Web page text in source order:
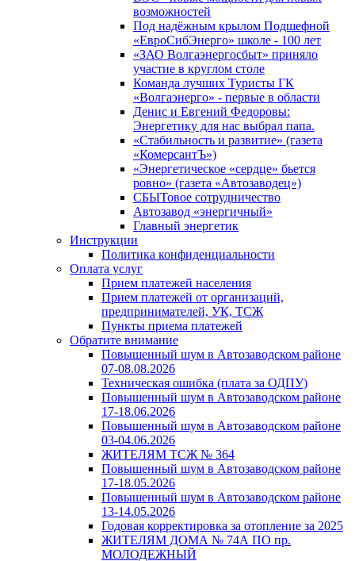
возможностей
Под надёжным крылом Подшефной
«ЕвроСибЭнерго» школе - 100 лет
«ЗАО Волгаэнергосбыт» приняло
участие в круглом столе
Команда лучших Туристы ГК
«Волгаэнерго» - первые в области
Денис и Евгений Федоровы:
Энергетику для нас выбрал папа.
«Стабильность и развитие» (газета
«КомерсантЪ»)
«Энергетическое «сердце» бьется
ровно» (газета «Автозаводец»)
СБЫТовое сотрудничество
Автозавод «энергичный»
Главный энергетик
Инструкции
Политика конфиденциальности
Оплата услуг
Прием платежей населения
Прием платежей от организаций,
предпринимателей, УК, ТСЖ
Пункты приема платежей
Обратите внимание
Повышенный шум в Автозаводском районе
07-08.08.2026
Техническая ошибка (плата за ОДПУ)
Повышенный шум в Автозаводском районе
17-18.06.2026
Повышенный шум в Автозаводском районе
03-04.06.2026
ЖИТЕЛЯМ ТСЖ № 364
Повышенный шум в Автозаводском районе
17-18.05.2026
Повышенный шум в Автозаводском районе
13-14.05.2026
Годовая корректировка за отопление за 2025
ЖИТЕЛЯМ ДОМА № 74А ПО пр.
МОЛОДЕЖНЫЙ